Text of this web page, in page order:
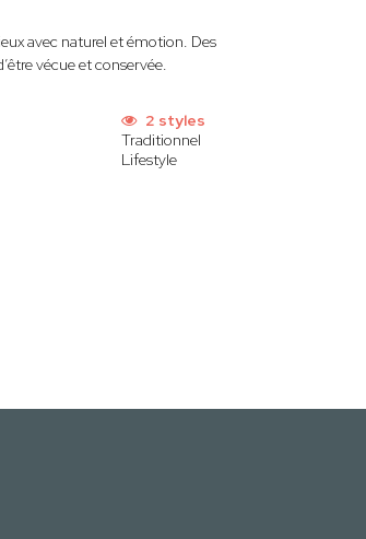
avec naturel et émotion. Des
vécue et conservée.
2 styles
Traditionnel
Lifestyle